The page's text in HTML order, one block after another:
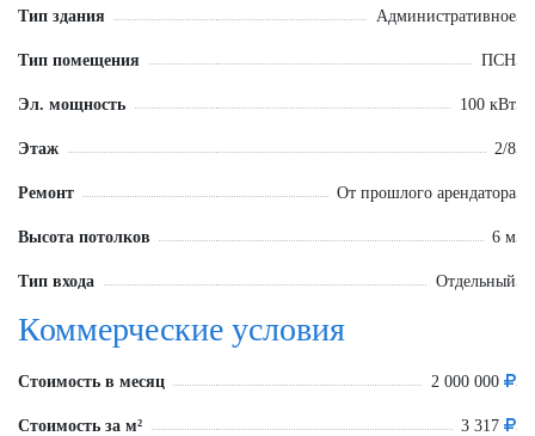
Тип здания Административное
Тип помещения ПСН
Эл. мощность 100 кВт
Этаж 2/8
Ремонт От прошлого арендатора
Высота потолков 6 м
Тип входа Отдельный
Коммерческие условия
Стоимость в месяц 2 000 000
Стоимость за м² 3 317